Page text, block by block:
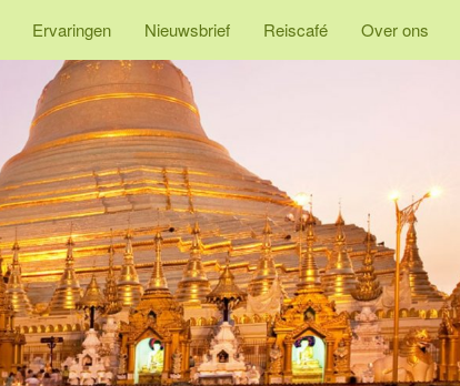
Ervaringen Nieuwsbrief Reiscafé Over ons